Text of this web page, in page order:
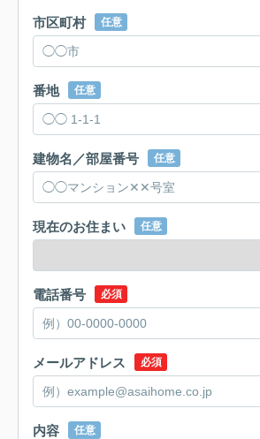
市区町村 任意
番地 任意
建物名／部屋番号 任意
現在のお住まい 任意
電話番号 必須
メールアドレス 必須
内容 任意